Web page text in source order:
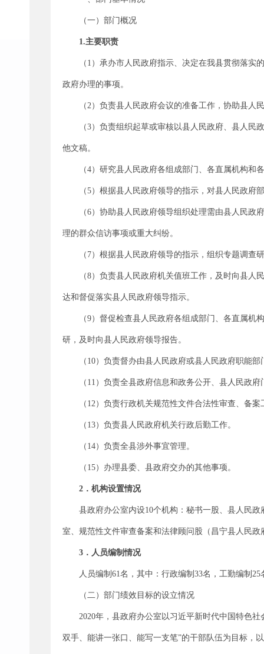
（一）部门概况
1.主要职责
（1）承办市人民政府指示、决定在我县贯彻落
政府办理的事项。
（2）负责县人民政府会议的准备工作，协助县人
（3）负责组织起草或审核以县人民政府、县人
他文稿。
（4）研究县人民政府各组成部门、各直属机构
（5）根据县人民政府领导的指示，对县人民政
（6）协助县人民政府领导组织处理需由县人民
理的群众信访事项或重大纠纷。
（7）根据县人民政府领导的指示，组织专题调查
（8）负责县人民政府机关值班工作，及时向县
达和督促落实县人民政府领导指示。
（9）督促检查县人民政府各组成部门、各直属
研，及时向县人民政府领导报告。
（10）负责督办由县人民政府或县人民政府职能
（11）负责全县政府信息和政务公开、县人民政
（12）负责行政机关规范性文件合法性审查、备案
（13）负责县人民政府机关行政后勤工作。
（14）负责全县涉外事宜管理。
（15）办理县委、县政府交办的其他事项。
2．机构设置情况
县政府办公室内设10个机构：秘书一股、县人民
室、规范性文件审查备案和法律顾问股（昌宁县人民政
3．人员编制情况
人员编制61名，其中：行政编制33名，工勤编制
（二）部门绩效目标的设立情况
2020年，县政府办公室以习近平新时代中国特色
双手、能讲一张口、能写一支笔”的干部队伍为目标，